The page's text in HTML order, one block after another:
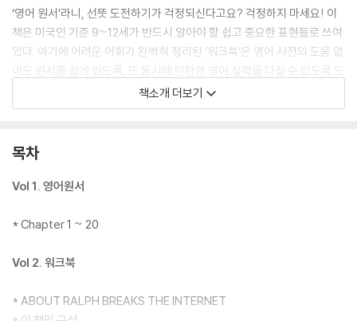
‘영어 원서’라니, 선뜻 도전하기가 걱정되신다고요? 걱정하지 마세요! 이
책은 미국인 기준 9~12세가 반드시 알아야 할 쉽고 중요한 표현들로 쓰여
있다. 여기에 어려운 어휘가 완벽히 정리된 ‘워크북’은 영어 사전의 도움 없
이도 원서를 쉽게 읽도록, 또 동시에 탄탄한 영어 실력을 다질 수 있도록 도
와준다. 특히 영화를 보고 책을 읽으면, 영화 속 장면이 자연스럽게 머릿속
에 그려지면서 더욱 수월하게 읽을 수 있다! 지금 『영화로 읽는 영어 원서
자!
「주먹왕 랄프 2」 오디오북 샘플 듣기
이 책은 ‘귀로 읽기’와 ‘소리 내어 읽기’를 위해 오디오북이 MP3 CD에 담
상할 수 있다.
책소개 더보기
목차
Vol 1. 영어원서
* Chapter 1 ~ 20
Vol 2. 워크북
* ABOUT RALPH BREAKS THE INTERNET